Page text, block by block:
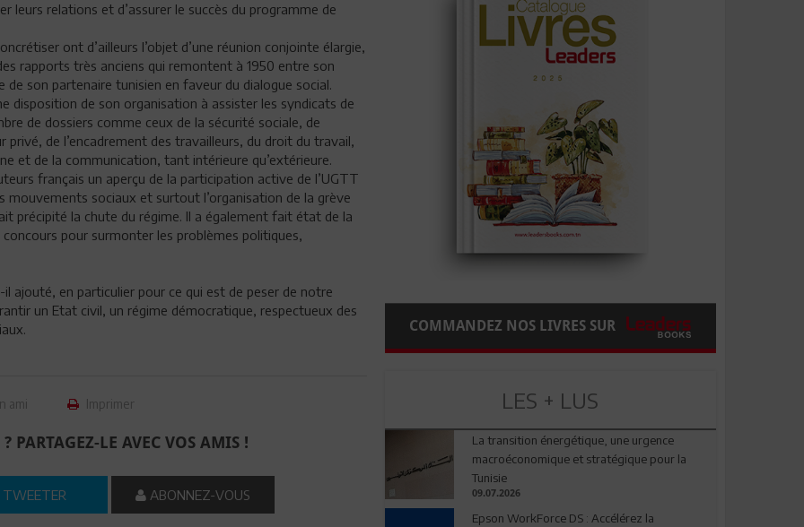
relations et d’assurer le succès du programme de
ont d’ailleurs l’objet d’une réunion conjointe élargie,
rapports très anciens qui remontent à 1950 entre son
de son partenaire tunisien en faveur du dialogue social.
disposition de son organisation à assister les syndicats de
de dossiers comme ceux de la sécurité sociale, de
privé, de l’encadrement des travailleurs, du droit du travail,
et de la communication, tant intérieure qu’extérieure.
français un aperçu de la participation active de l’UGTT
mouvements sociaux et surtout l’organisation de la grève
précipité la chute du régime. Il a également fait état de la
pour surmonter les problèmes politiques,
ajouté, en particulier pour ce qui est de peser de notre
un Etat civil, un régime démocratique, respectueux des
ami Imprimer
PARTAGEZ-LE AVEC VOS AMIS !
TWEETER ABONNEZ-VOUS
COMMANDEZ NOS LIVRES SUR
LES + LUS
La transition énergétique, une urgence
macroéconomique et stratégique pour la
Tunisie
09.07.2026
Epson WorkForce DS : Accélérez la